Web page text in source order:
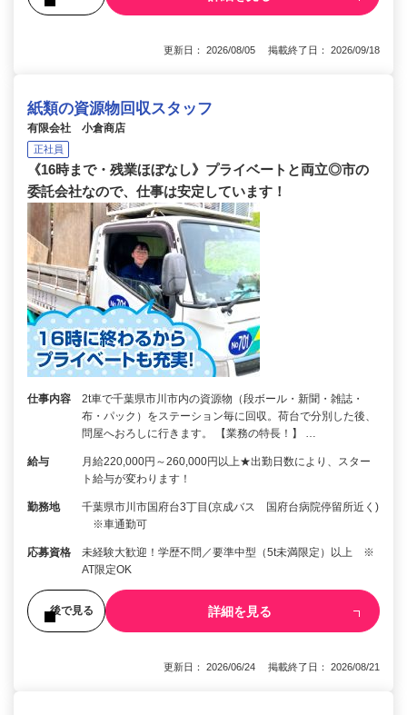
更新日： 2026/08/05 掲載終了日： 2026/09/18
紙類の資源物回収スタッフ
有限会社 小倉商店
正社員
《16時まで・残業ほぼなし》プライベートと両立◎市の
委託会社なので、仕事は安定しています！
仕事内容
2t車で千葉県市川市内の資源物（段ボール・新聞・雑誌・
布・パック）をステーション毎に回収。荷台で分別した後、
問屋へおろしに行きます。 【業務の特長！】 …
給与
月給220,000円～260,000円以上★出勤日数により、スター
ト給与が変わります！
勤務地
千葉県市川市国府台3丁目(京成バス 国府台病院停留所近く)
※車通勤可
応募資格
未経験大歓迎！学歴不問／要準中型（5t未満限定）以上 ※
AT限定OK
後で見る 詳細を見る
更新日： 2026/06/24 掲載終了日： 2026/08/21